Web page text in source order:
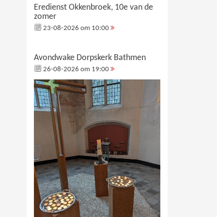
Eredienst Okkenbroek, 10e van de
zomer
23-08-2026 om 10:00
Avondwake Dorpskerk Bathmen
26-08-2026 om 19:00